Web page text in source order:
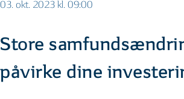
03. okt. 2023 kl. 09:00
Store
påvirke dine